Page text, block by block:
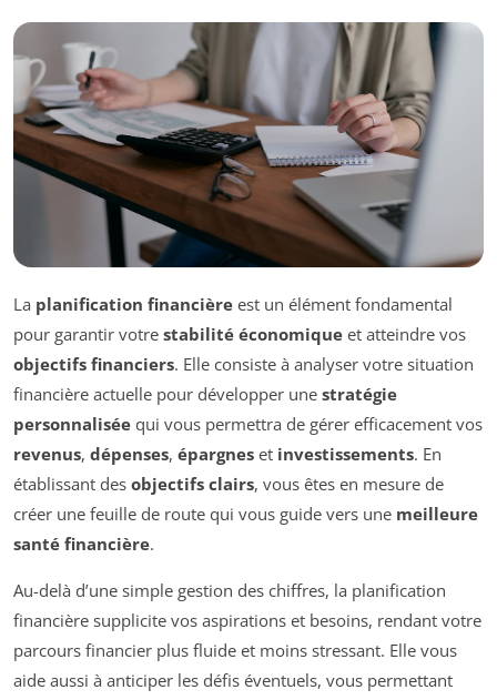
La planification financière est un élément fondamental
pour garantir votre stabilité économique et atteindre vos
objectifs financiers. Elle consiste à analyser votre situation
financière actuelle pour développer une stratégie
personnalisée qui vous permettra de gérer efficacement vos
revenus, dépenses, épargnes et investissements. En
établissant des objectifs clairs, vous êtes en mesure de
créer une feuille de route qui vous guide vers une meilleure
santé financière.
Au-delà d’une simple gestion des chiffres, la planification
financière supplicite vos aspirations et besoins, rendant votre
parcours financier plus fluide et moins stressant. Elle vous
aide aussi à anticiper les défis éventuels, vous permettant